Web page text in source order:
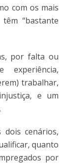
com os mais
“bastante
por falta ou
experiência,
trabalhar,
e um
dois cenários,
quanto
por